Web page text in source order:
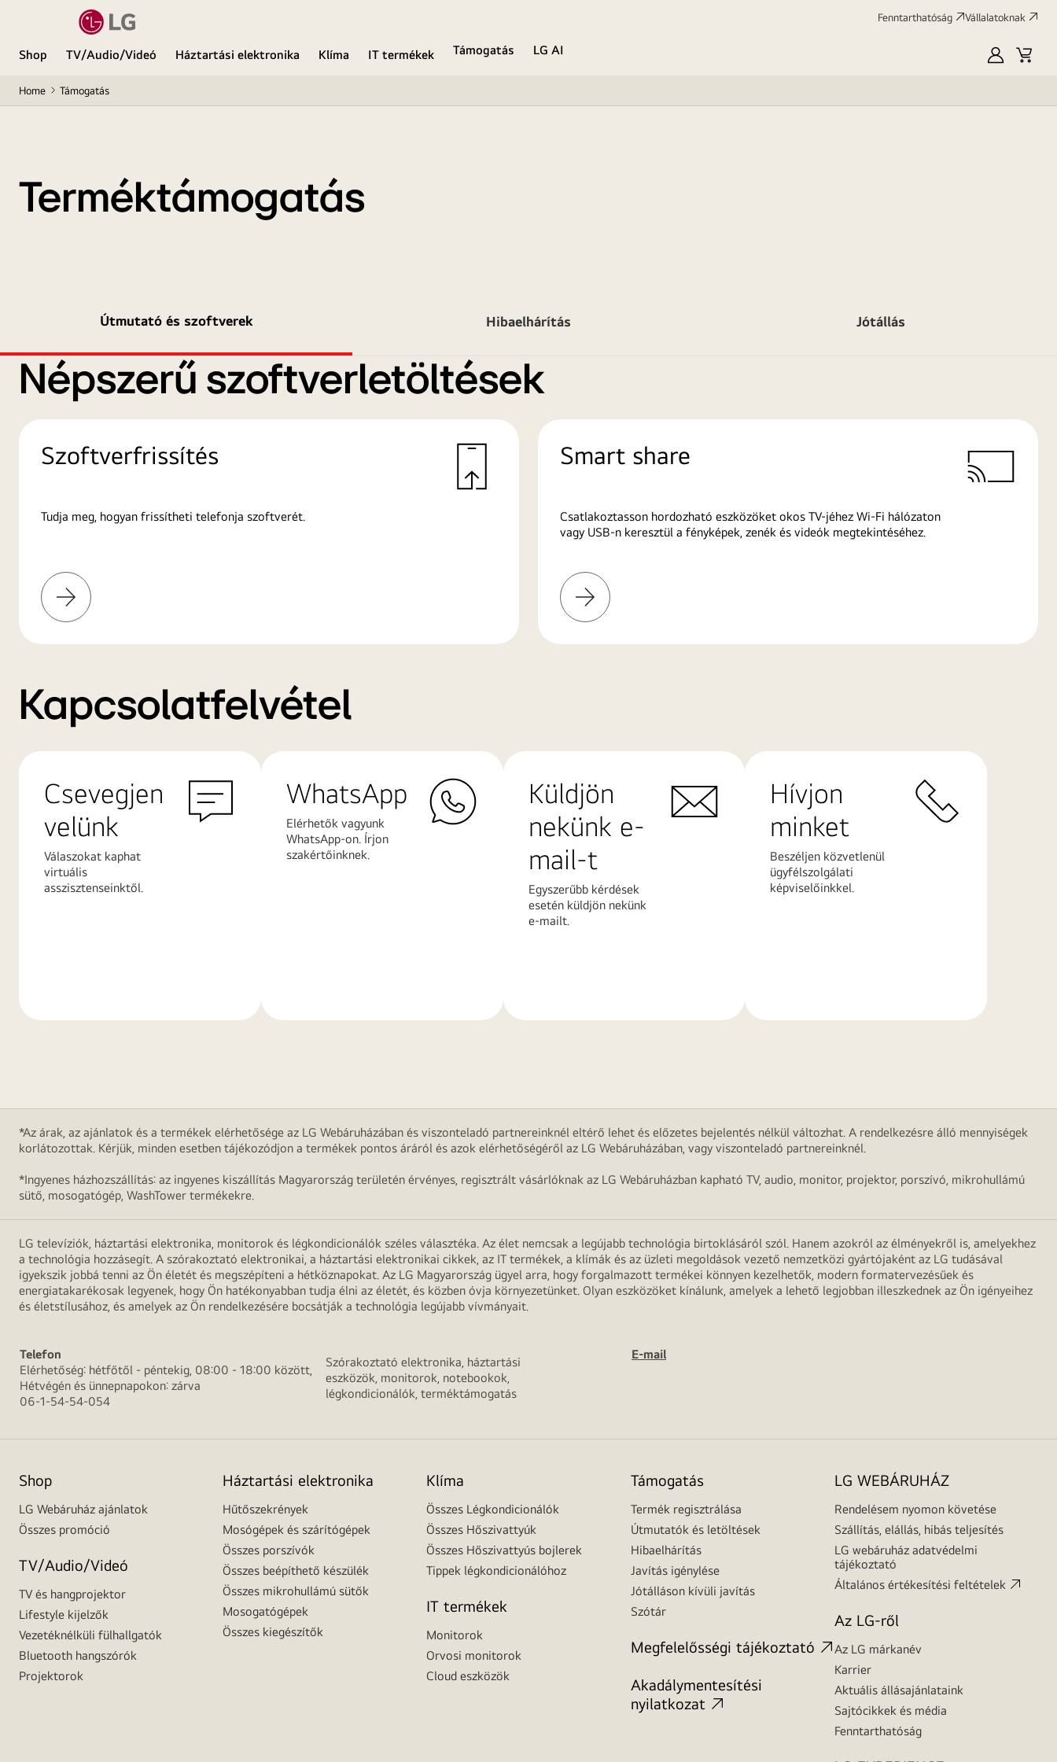
Fenntarthatóság Vállalatoknak
Shop TV/Audio/Videó Háztartási elektronika Klíma IT termékek Támogatás
LG AI
SajátKosár
Home Támogatás
Terméktámogatás
Útmutató és szoftverek Hibaelhárítás Jótállás
Népszerű szoftverletöltések
Szoftverfrissítés
Tudja meg, hogyan frissítheti telefonja szoftverét.
További
információk
Smart share
Csatlakoztasson hordozható eszközöket okos TV-jéhez Wi-Fi hálózaton
vagy USB-n keresztül a fényképek, zenék és videók megtekintéséhez.
További
információk
Kapcsolatfelvétel
Csevegjen
velünk
Válaszokat kaphat
virtuális
asszisztenseinktől.
WhatsApp
Elérhetők vagyunk
WhatsApp-on. Írjon
szakértőinknek.
Küldjön
nekünk e-
mail-t
Egyszerűbb kérdések
esetén küldjön nekünk
e-mailt.
Hívjon
minket
Beszéljen közvetlenül
ügyfélszolgálati
képviselőinkkel.
*Az árak, az ajánlatok és a termékek elérhetősége az LG Webáruházában és viszonteladó partnereinknél eltérő lehet és előzetes bejelentés nélkül változhat. A rendelkezésre álló mennyiségek
korlátozottak. Kérjük, minden esetben tájékozódjon a termékek pontos áráról és azok elérhetőségéről az LG Webáruházában, vagy viszonteladó partnereinknél.
*Ingyenes házhozszállítás: az ingyenes kiszállítás Magyarország területén érvényes, regisztrált vásárlóknak az LG Webáruházban kapható TV, audio, monitor, projektor, porszívó, mikrohullámú
sütő, mosogatógép, WashTower termékekre.
LG televíziók, háztartási elektronika, monitorok és légkondicionálók széles választéka. Az élet nemcsak a legújabb technológia birtoklásáról szól. Hanem azokról az élményekről is, amelyekhez
a technológia hozzásegít. A szórakoztató elektronikai, a háztartási elektronikai cikkek, az IT termékek, a klímák és az üzleti megoldások vezető nemzetközi gyártójaként az LG tudásával
igyekszik jobbá tenni az Ön életét és megszépíteni a hétköznapokat. Az LG Magyarország ügyel arra, hogy forgalmazott termékei könnyen kezelhetők, modern formatervezésűek és
energiatakarékosak legyenek, hogy Ön hatékonyabban tudja élni az életét, és közben óvja környezetünket. Olyan eszközöket kínálunk, amelyek a lehető legjobban illeszkednek az Ön igényeihez
és életstílusához, és amelyek az Ön rendelkezésére bocsátják a technológia legújabb vívmányait.
Telefon
Elérhetőség: hétfőtől - péntekig, 08:00 - 18:00 között,
Hétvégén és ünnepnapokon: zárva
06-1-54-54-054
Szórakoztató elektronika, háztartási
eszközök, monitorok, notebookok,
légkondicionálók, terméktámogatás
E-mail
Shop
LG Webáruház ajánlatok
Összes promóció
TV/Audio/Videó
TV és hangprojektor
Lifestyle kijelzők
Vezetéknélküli fülhallgatók
Bluetooth hangszórók
Projektorok
Háztartási elektronika
Hűtőszekrények
Mosógépek és szárítógépek
Összes porszívók
Összes beépíthető készülék
Összes mikrohullámú sütők
Mosogatógépek
Összes kiegészítők
Klíma
Összes Légkondicionálók
Összes Hőszivattyúk
Összes Hőszivattyús bojlerek
Tippek légkondicionálóhoz
IT termékek
Monitorok
Orvosi monitorok
Cloud eszközök
Támogatás
Termék regisztrálása
Útmutatók és letöltések
Hibaelhárítás
Javítás igénylése
Jótálláson kívüli javítás
Szótár
Megfelelősségi tájékoztató
Akadálymentesítési
nyilatkozat
LG WEBÁRUHÁZ
Rendelésem nyomon követése
Szállítás, elállás, hibás teljesítés
LG webáruház adatvédelmi
tájékoztató
Általános értékesítési feltételek
Az LG-ről
Az LG márkanév
Karrier
Aktuális állásajánlataink
Sajtócikkek és média
Fenntarthatóság